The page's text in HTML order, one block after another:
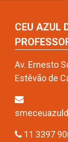
CEU AZUL
Av. Ernesto
Estêvão de
11 3397